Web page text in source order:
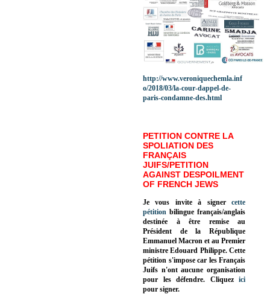
http://www.veroniquechemla.inf
o/2018/03/la-cour-dappel-de-
paris-condamne-des.html
PETITION CONTRE LA
SPOLIATION DES
FRANÇAIS
JUIFS/PETITION
AGAINST DESPOILMENT
OF FRENCH JEWS
Je vous invite à signer cette
pétition bilingue français/anglais
destinée à être remise au
Président de la République
Emmanuel Macron et au Premier
ministre Edouard Philippe. Cette
pétition s'impose car les Français
Juifs n'ont aucune organisation
pour les défendre. Cliquez
ici
pour signer.